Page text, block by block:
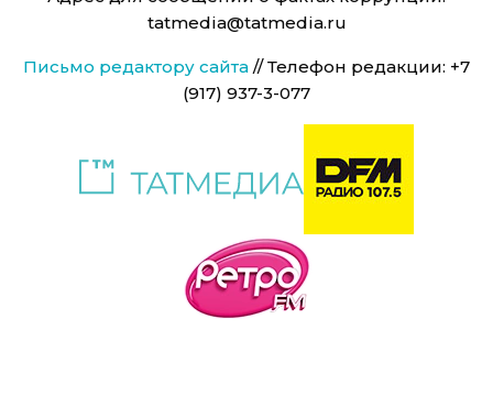
tatmedia@tatmedia.ru
Письмо редактору сайта // Телефон редакции: +7
(917) 937-3-077